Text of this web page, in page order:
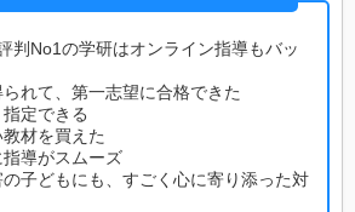
判No1の学研はオンライン指導もバッ
れて、第一志望に合格できた
定できる
材を買えた
導がスムーズ
子どもにも、すごく心に寄り添った対